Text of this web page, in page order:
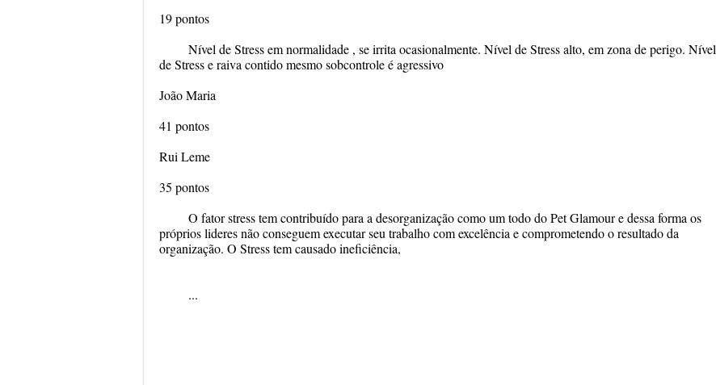
19 pontos
Nível de Stress em normalidade , se irrita ocasionalmente. Nível de Stress alto, em zona de perigo. Nível
de Stress e raiva contido mesmo sobcontrole é agressivo
João Maria
41 pontos
Rui Leme
35 pontos
O fator stress tem contribuído para a desorganização como um todo do Pet Glamour e dessa forma os
próprios lideres não conseguem executar seu trabalho com excelência e comprometendo o resultado da
organização. O Stress tem causado ineficiência,
...